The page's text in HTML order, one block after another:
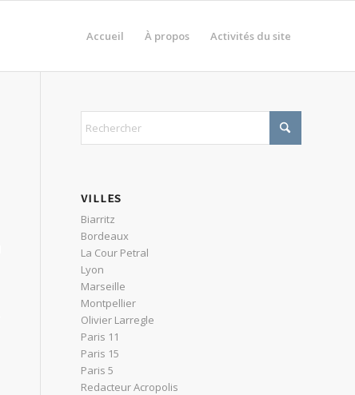
Accueil À propos Activités du site
VILLES
Biarritz
Bordeaux
La Cour Petral
Lyon
Marseille
Montpellier
Olivier Larregle
Paris 11
Paris 15
Paris 5
Redacteur Acropolis